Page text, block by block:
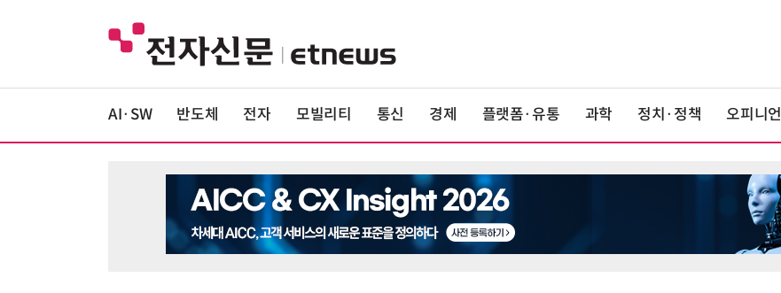
AI·SW 반도체 전자 모빌리티 통신 경제 플랫폼·유통 과학 정치·정책 오피니언